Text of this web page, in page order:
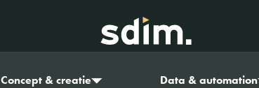
Concept & creatie Data & automation